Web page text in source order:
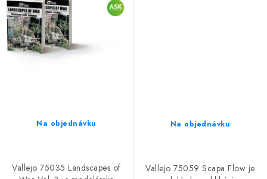
Na objednávku
Vallejo 75035 Landscapes of
Na objednávku
Vallejo 75059 Scapa Flow je